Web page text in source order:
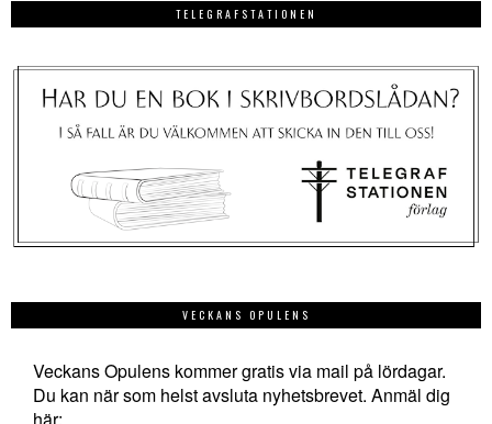
TELEGRAFSTATIONEN
VECKANS OPULENS
Veckans Opulens kommer gratis via mail på lördagar.
Du kan när som helst avsluta nyhetsbrevet. Anmäl dig